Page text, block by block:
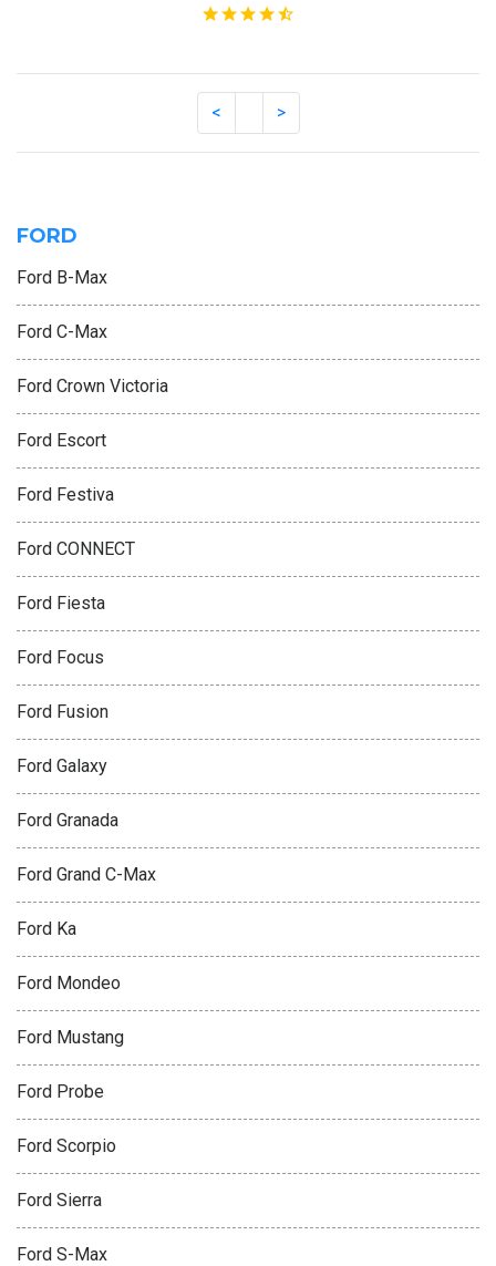
FORD
Ford B-Max
Ford C-Max
Ford Crown Victoria
Ford Escort
Ford Festiva
Ford CONNECT
Ford Fiesta
Ford Focus
Ford Fusion
Ford Galaxy
Ford Granada
Ford Grand C-Max
Ford Ka
Ford Mondeo
Ford Mustang
Ford Probe
Ford Scorpio
Ford Sierra
Ford S-Max